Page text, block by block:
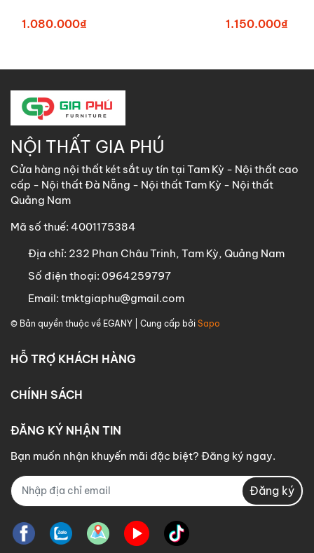
1.080.000₫ 1.150.000₫
NỘI THẤT GIA PHÚ
Cửa hàng nội thất két sắt uy tín tại Tam Kỳ - Nội thất cao
cấp - Nội thất Đà Nẵng - Nội thất Tam Kỳ - Nội thất
Quảng Nam
Mã số thuế: 4001175384
Địa chỉ: 232 Phan Châu Trinh, Tam Kỳ, Quảng Nam
Số điện thoại: 0964259797
Email: tmktgiaphu@gmail.com
© Bản quyền thuộc về EGANY | Cung cấp bởi Sapo
HỖ TRỢ KHÁCH HÀNG
CHÍNH SÁCH
ĐĂNG KÝ NHẬN TIN
Bạn muốn nhận khuyến mãi đặc biệt? Đăng ký ngay.
Đăng ký